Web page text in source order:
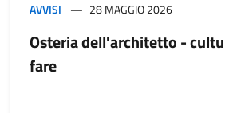
AVVISI 28 MAGGIO 2026
Osteria dell'architetto -
fare